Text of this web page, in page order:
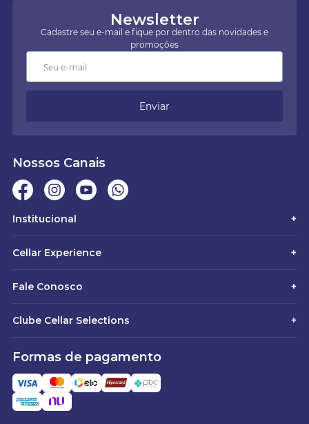
Newsletter
Cadastre seu e-mail e fique por dentro das novidades e
promoções
Enviar
Nossos Canais
Institucional +
Cellar Experience +
Fale Conosco +
Clube Cellar Selections +
Formas de pagamento